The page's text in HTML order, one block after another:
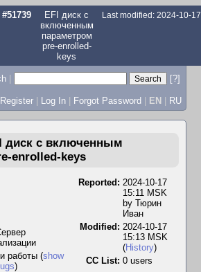
EFI диск c
включенным
параметром
pre-enrolled-
keys
Last modified: 2024-10-
|
[?]
Register | Log In | Forgot Password | EN | RU
диск c включенным
enrolled-keys
работы (show
)
Reported: 2024-10-17
15:11 MSK
by Тюрин
Иван
Modified: 2024-10-17
15:13 MSK
(History)
CC List: 0 users